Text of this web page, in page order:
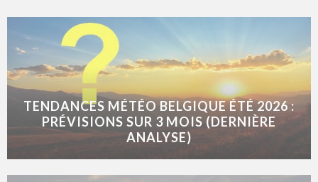
TENDANCES MÉTÉO BELGIQUE ÉTÉ 2026 :
PRÉVISIONS SUR 3 MOIS (DERNIÈRE
ANALYSE)